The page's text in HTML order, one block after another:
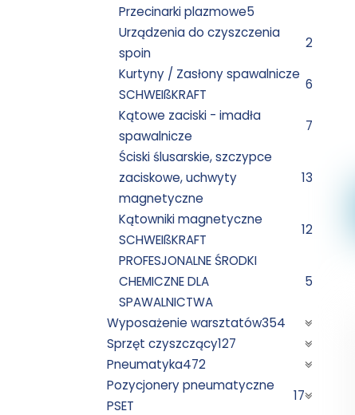
Przecinarki plazmowe5
Urządzenia do czyszczenia
spoin
2
Kurtyny / Zasłony spawalnicze
SCHWEIßKRAFT
6
Kątowe zaciski - imadła
spawalnicze
7
Ściski ślusarskie, szczypce
zaciskowe, uchwyty
magnetyczne
13
Kątowniki magnetyczne
SCHWEIßKRAFT
12
PROFESJONALNE ŚRODKI
CHEMICZNE DLA
SPAWALNICTWA
5
Wyposażenie warsztatów354
Sprzęt czyszczący127
Pneumatyka472
Pozycjonery pneumatyczne
PSET
17